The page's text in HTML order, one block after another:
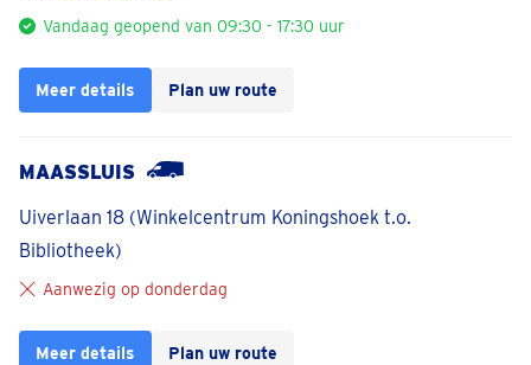
Vandaag geopend van 09:30 - 17:30 uur
Meer details Plan uw route
MAASSLUIS
Uiverlaan 18 (Winkelcentrum Koningshoek t.o.
Bibliotheek)
Aanwezig op donderdag
Meer details Plan uw route